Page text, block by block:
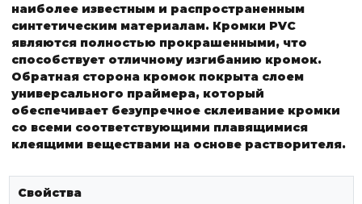
наиболее известным и распространенным
синтетическим материалам. Кромки PVC
являются полностью прокрашенными, что
способствует отличному изгибанию кромок.
Обратная сторона кромок покрыта слоем
универсального праймера, который
обеспечивает безупречное склеивание кромки
со всеми соответствующими плавящимися
клеящими веществами на основе растворителя.
Свойства